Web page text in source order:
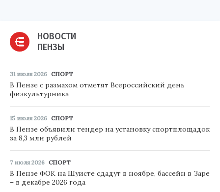
НОВОСТИ
ПЕНЗЫ
31 июля 2026 СПОРТ
В Пензе с размахом отметят Всероссийский день
физкультурника
15 июля 2026 СПОРТ
В Пензе объявили тендер на установку спортплощадок
за 8,3 млн рублей
7 июля 2026 СПОРТ
В Пензе ФОК на Шуисте сдадут в ноябре, бассейн в Заре
– в декабре 2026 года